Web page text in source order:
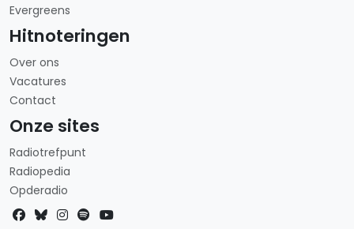
Evergreens
Hitnoteringen
Over ons
Vacatures
Contact
Onze sites
Radiotrefpunt
Radiopedia
Opderadio